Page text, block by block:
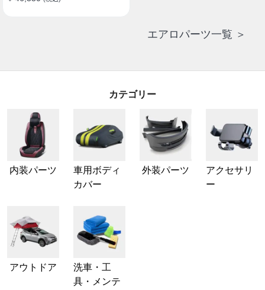
エアロパーツ一覧 ＞
カテゴリー
内装パーツ
車用ボディ
カバー
外装パーツ
アクセサリ
ー
アウトドア
洗車・工
具・メンテ